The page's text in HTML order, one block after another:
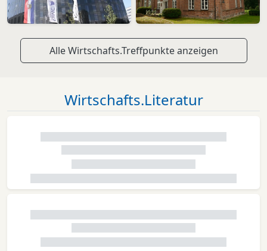
Alle Wirtschafts.Treffpunkte anzeigen
Wirtschafts.Literatur